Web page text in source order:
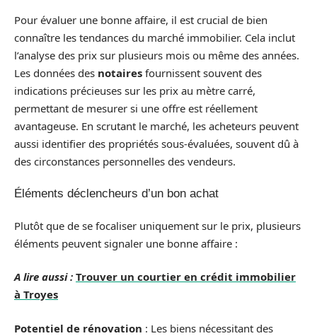
Pour évaluer une bonne affaire, il est crucial de bien
connaître les tendances du marché immobilier. Cela inclut
l’analyse des prix sur plusieurs mois ou même des années.
Les données des notaires fournissent souvent des
indications précieuses sur les prix au mètre carré,
permettant de mesurer si une offre est réellement
avantageuse. En scrutant le marché, les acheteurs peuvent
aussi identifier des propriétés sous-évaluées, souvent dû à
des circonstances personnelles des vendeurs.
Éléments déclencheurs d’un bon achat
Plutôt que de se focaliser uniquement sur le prix, plusieurs
éléments peuvent signaler une bonne affaire :
A lire aussi : Trouver un courtier en crédit immobilier
à Troyes
Potentiel de rénovation : Les biens nécessitant des